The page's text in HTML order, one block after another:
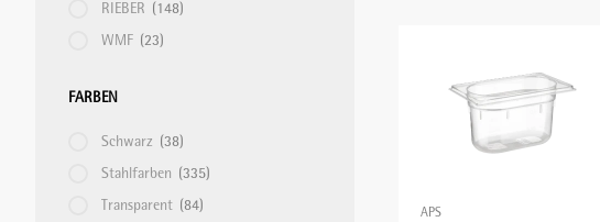
KÜHLGERÄTE/KÜHLVITRINEN
PASTAMASCHINEN
SPEISETRANSPORT/GETRÄNKETRANSPORT
STAPELGERÄTE
RIEBER (148)
WMF (23)
FARBEN
Schwarz (38)
Stahlfarben (335)
Transparent (84)
APS